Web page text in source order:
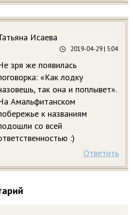
Исаева
2019-04-29| 5:04
зря же появилась
«Как лодку
так она и поплывет».
Амальфитанском
к названиям
со всей
:)
Ответить